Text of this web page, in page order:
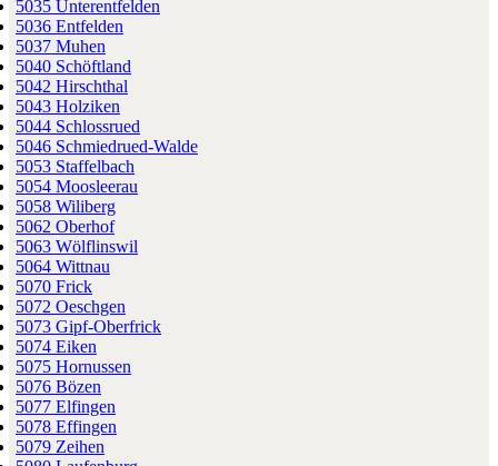
5035 Unterentfelden
5036 Entfelden
5037 Muhen
5040 Schöftland
5042 Hirschthal
5043 Holziken
5044 Schlossrued
5046 Schmiedrued-Walde
5053 Staffelbach
5054 Moosleerau
5058 Wiliberg
5062 Oberhof
5063 Wölflinswil
5064 Wittnau
5070 Frick
5072 Oeschgen
5073 Gipf-Oberfrick
5074 Eiken
5075 Hornussen
5076 Bözen
5077 Elfingen
5078 Effingen
5079 Zeihen